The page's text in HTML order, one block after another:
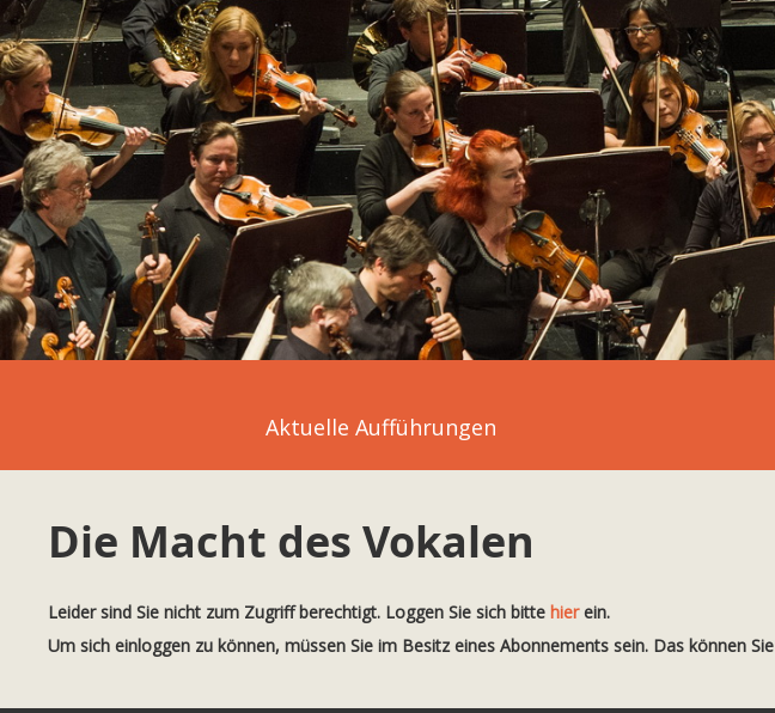
Aktuelle Aufführungen
Die Macht des Vokalen
Leider sind Sie nicht zum Zugriff berechtigt. Loggen Sie sich bitte hierein.
Um sich einloggen zu können, müssen Sie im Besitz eines Abonnements sein. Das können Sie